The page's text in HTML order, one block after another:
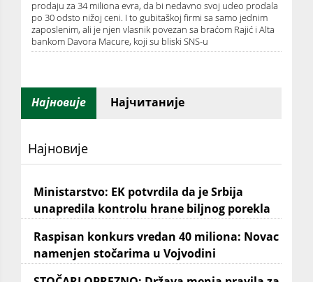
prodaju za 34 miliona evra, da bi nedavno svoj udeo prodala
po 30 odsto nižoj ceni. I to gubitaškoj firmi sa samo jednim
zaposlenim, ali je njen vlasnik povezan sa braćom Rajić i Alta
bankom Davora Macure, koji su bliski SNS-u
Најновије Најчитаније
Најновије
Ministarstvo: EK potvrdila da je Srbija
unapredila kontrolu hrane biljnog porekla
Raspisan konkurs vredan 40 miliona: Novac
namenjen stočarima u Vojvodini